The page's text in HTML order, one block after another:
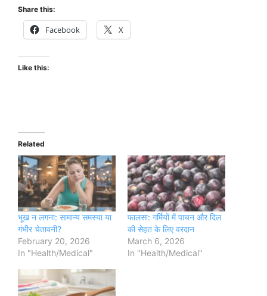
Share this:
Facebook X
Like this:
Related
भूख न लगना: सामान्य समस्या या
गंभीर चेतावनी?
February 20, 2026
In "Health/Medical"
फालसा: गर्मियों में पाचन और दिल
की सेहत के लिए वरदान
March 6, 2026
In "Health/Medical"